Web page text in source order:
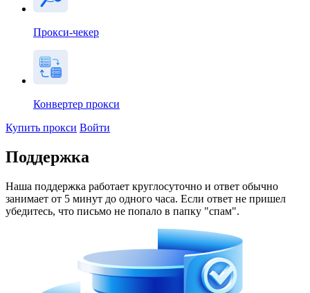
Прокси-чекер
Конвертер прокси
Купить прокси Войти
Поддержка
Наша поддержка работает кру­глосуточно и ответ обычно
занимает от 5 минут до одного часа. Если ответ не пришел
убедитесь, что письмо не попало в папку "спам".